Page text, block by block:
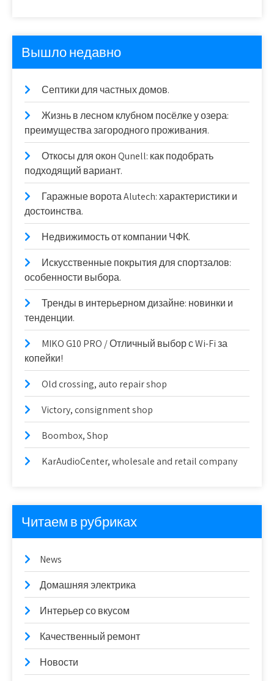
Вышло недавно
Септики для частных домов.
Жизнь в лесном клубном посёлке у озера:
преимущества загородного проживания.
Откосы для окон Qunell: как подобрать
подходящий вариант.
Гаражные ворота Alutech: характеристики и
достоинства.
Недвижимость от компании ЧФК.
Искусственные покрытия для спортзалов:
особенности выбора.
Тренды в интерьерном дизайне: новинки и
тенденции.
MIKO G10 PRO / Отличный выбор с Wi-Fi за
копейки!
Old crossing, auto repair shop
Victory, consignment shop
Boombox, Shop
KarAudioCenter, wholesale and retail company
Читаем в рубриках
News
Домашняя электрика
Интерьер со вкусом
Качественный ремонт
Новости